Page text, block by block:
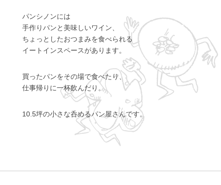
パンシノンには
手作りパンと美味しいワイン、
ちょっとしたおつまみを食べられる
イートインスペースがあります。
買ったパンをその場で食べたり、
仕事帰りに一杯飲んだり。
10.5坪の小さな呑めるパン屋さんです。